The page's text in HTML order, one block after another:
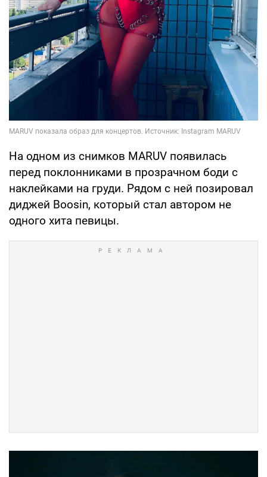
На одном из снимков MARUV появилась
перед поклонниками в прозрачном боди с
наклейками на груди. Рядом с ней позировал
диджей Boosin, который стал автором не
одного хита певицы.